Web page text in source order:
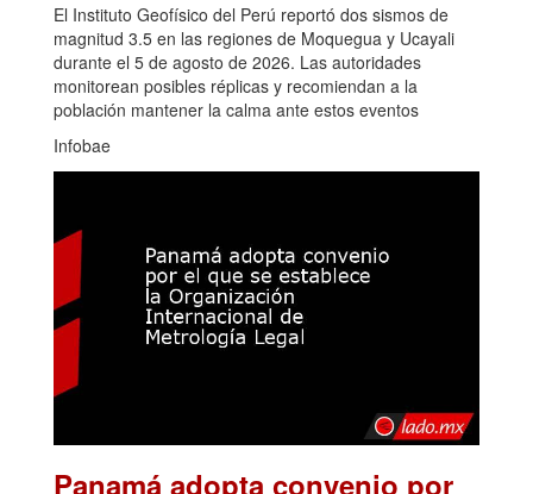
El Instituto Geofísico del Perú reportó dos sismos de
magnitud 3.5 en las regiones de Moquegua y Ucayali
durante el 5 de agosto de 2026. Las autoridades
monitorean posibles réplicas y recomiendan a la
población mantener la calma ante estos eventos
Infobae
Panamá adopta convenio por